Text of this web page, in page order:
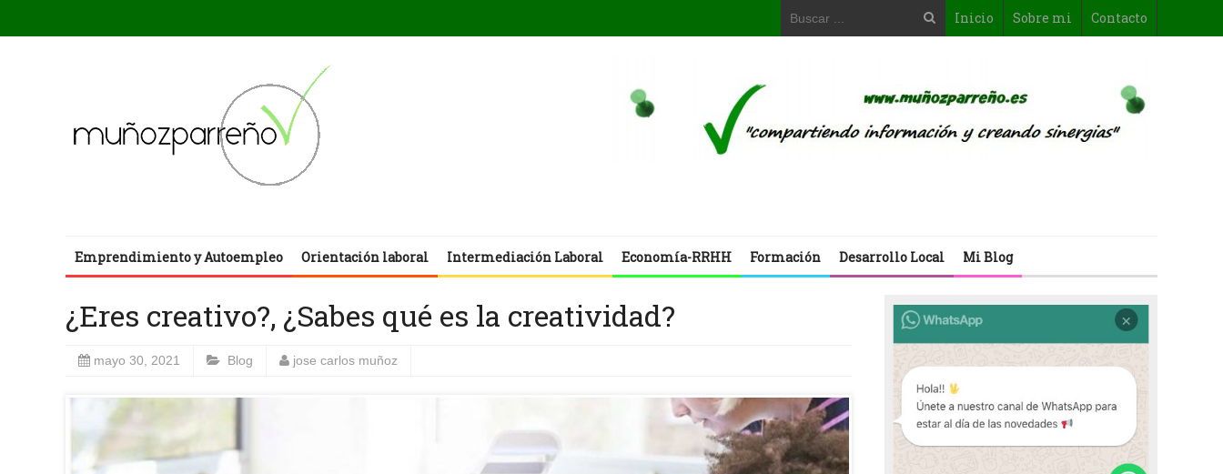
Inicio Sobre mi Contacto
Emprendimiento y Autoempleo Orientación laboral Intermediación Laboral Economía-RRHH Formación Desarrollo Local Mi Blog
¿Eres creativo?, ¿Sabes qué es la creatividad?
mayo 30, 2021 Blog jose carlos muñoz